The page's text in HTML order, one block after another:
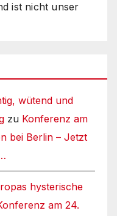
ist nicht unser
wütend und
zu Konferenz am
bei Berlin – Jetzt
hysterische
am 24.